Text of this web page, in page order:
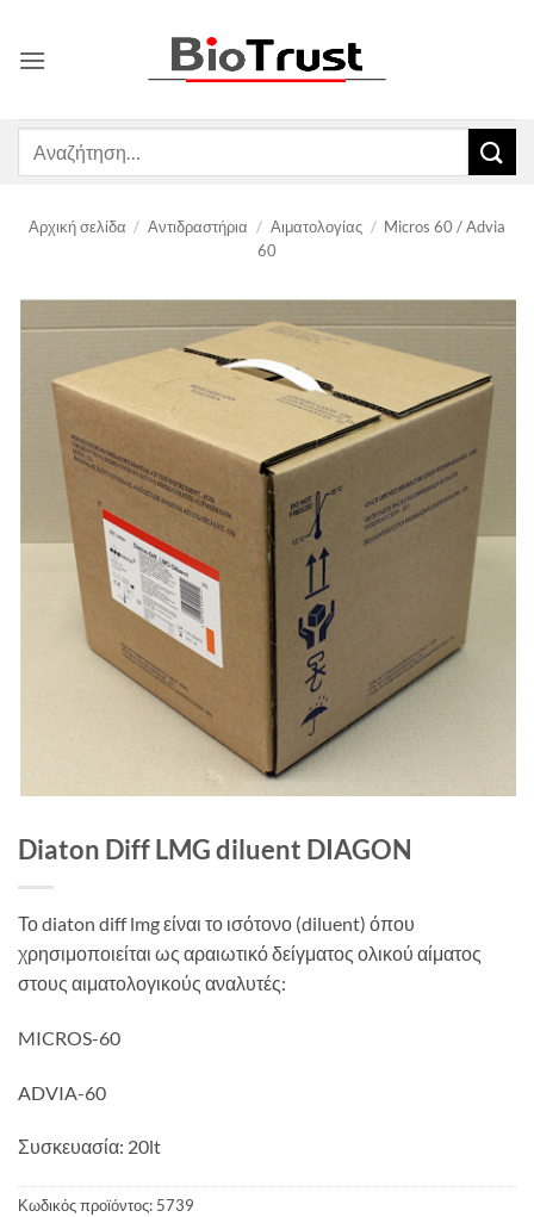
περιεχόμενο
Αναζήτηση
Αρχική σελίδα / Αντιδραστήρια / Αιματολογίας / Micros 60 / Advia
60
Diaton Diff LMG diluent DIAGON
Το diaton diff lmg είναι το ισότονο (diluent) όπου
χρησιμοποιείται ως αραιωτικό δείγματος ολικού αίματος
στους αιματολογικούς αναλυτές:
MICROS-60
ADVIA-60
Συσκευασία: 20lt
Κωδικός προϊόντος: 5739